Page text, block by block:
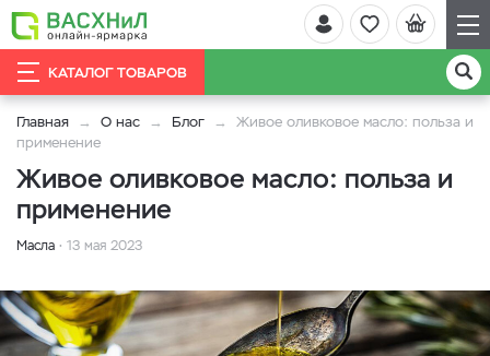
КАТАЛОГ ТОВАРОВ
Главная О нас Блог
Живое оливковое масло: польза и
применение
Живое оливковое масло: польза и
применение
Масла 13 мая 2023